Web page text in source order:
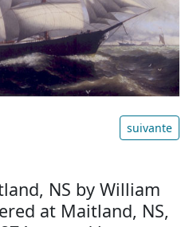
suivante
NS by William
at Maitland, NS,